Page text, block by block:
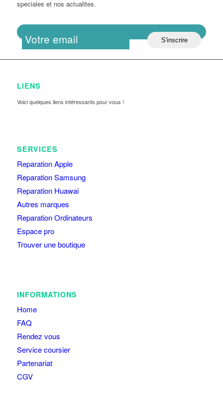
speciales et nos actualites.
LIENS
Voici quelques liens intéressants pour vous !
SERVICES
Reparation Apple
Reparation Samsung
Reparation Huawai
Autres marques
Reparation Ordinateurs
Espace pro
Trouver une boutique
INFORMATIONS
Home
FAQ
Rendez vous
Service coursier
Partenariat
CGV